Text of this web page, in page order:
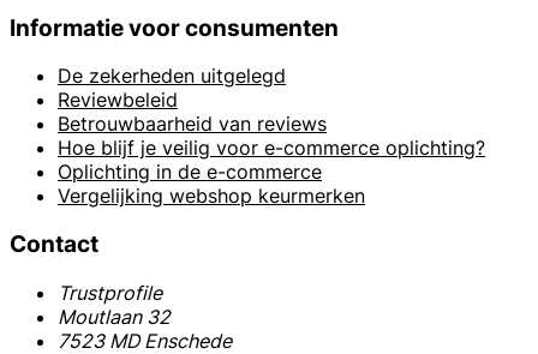
Informatie voor consumenten
De zekerheden uitgelegd
Reviewbeleid
Betrouwbaarheid van reviews
Hoe blijf je veilig voor e-commerce oplichting?
Oplichting in de e-commerce
Vergelijking webshop keurmerken
Contact
Trustprofile
Moutlaan 32
7523 MD Enschede